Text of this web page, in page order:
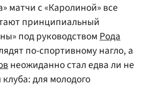
матчи с «Каролиной» все
принципиальный
под руководствомРода
по-спортивному нагло, а
неожиданно стал едва ли не
для молодого